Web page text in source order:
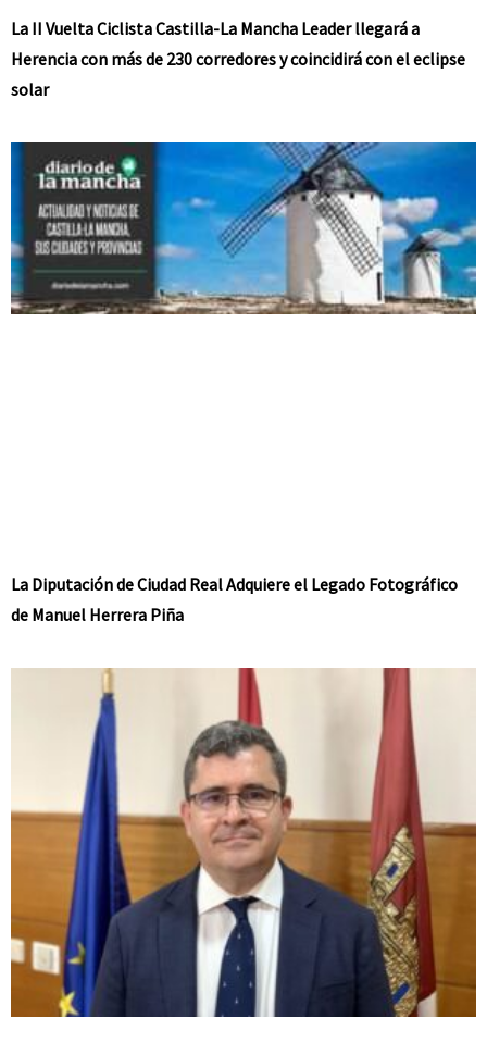
La II Vuelta Ciclista Castilla-La Mancha Leader llegará a
Herencia con más de 230 corredores y coincidirá con el eclipse
solar
La Diputación de Ciudad Real Adquiere el Legado Fotográfico
de Manuel Herrera Piña